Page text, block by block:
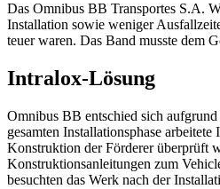
Das Omnibus BB Transportes S.A.
Installation sowie weniger
teuer waren. Das Band musste dem
Intralox-Lösung
Omnibus BB entschied sich
gesamten Installationsphase
Konstruktion der Förderer überprüft
Konstruktionsanleitungen zum
besuchten das Werk nach der